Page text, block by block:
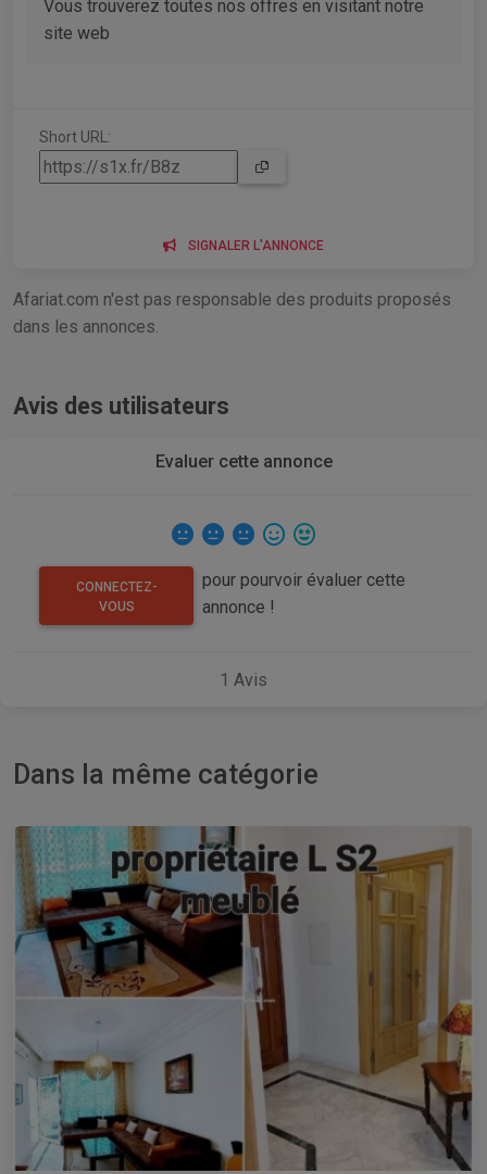
Vous trouverez toutes nos offres en visitant notre
site web
Short URL:
SIGNALER L'ANNONCE
Afariat.com n'est pas responsable des produits proposés
dans les annonces.
Avis des utilisateurs
Evaluer cette annonce
CONNECTEZ-
VOUS
pour pourvoir évaluer cette
annonce !
1 Avis
Dans la même catégorie